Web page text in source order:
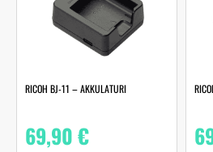
RICOH BJ-11 – AKKULATURI
69,90€